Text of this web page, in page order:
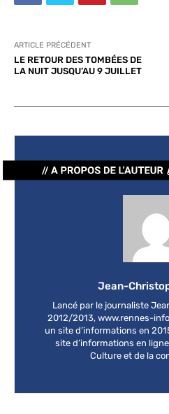
ARTICLE PRÉCÉDENT
LE RETOUR DES TOMBÉES DE
LA NUIT JUSQU’AU 9 JUILLET
Jean-
Lancé par le journaliste
2012/2013, www.rennes-
un site d’informations en
site d’informations en
Culture et de la